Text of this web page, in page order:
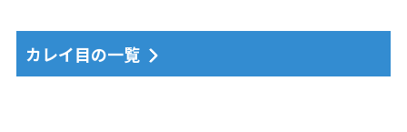
カレイ目の一覧